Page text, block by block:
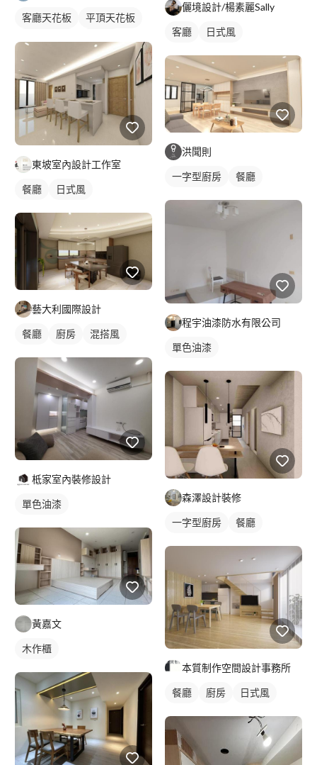
客廳天花板
平頂天花板
客廳
簡約風
東坡室內設計工作室
餐廳 日式風
藝大利國際設計
餐廳 廚房 混搭風
柢家室內裝修設計
單色油漆
黃嘉文
木作櫃
儷境設計/楊素麗Sally
客廳 日式風
洪聞則
一字型廚房 餐廳
程宇油漆防水有限公司
單色油漆
森澤設計裝修
一字型廚房 餐廳
本質制作空間設計事務所
餐廳 廚房 日式風